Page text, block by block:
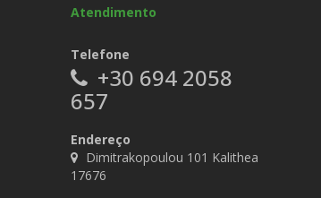
Atendimento
Telefone
+30 694 2058
657
Endereço
Dimitrakopoulou 101 Kalithea
17676